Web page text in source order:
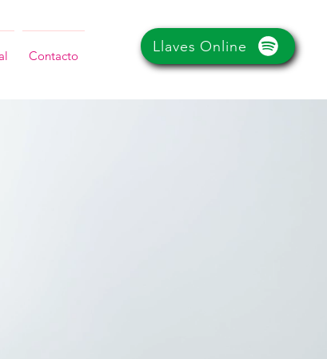
Contacto
Llaves Online